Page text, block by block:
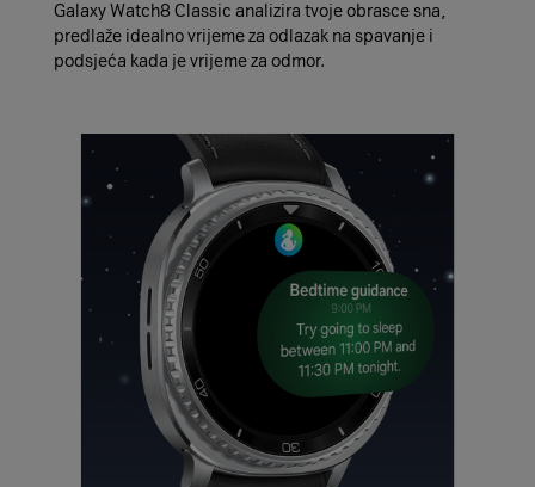
Galaxy Watch8 Classic analizira tvoje obrasce sna,
predlaže idealno vrijeme za odlazak na spavanje i
podsjeća kada je vrijeme za odmor.